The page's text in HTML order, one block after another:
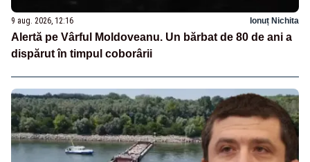
9 aug. 2026, 12:16 Ionuț Nichita
Alertă pe Vârful Moldoveanu. Un bărbat de 80 de ani a
dispărut în timpul coborârii